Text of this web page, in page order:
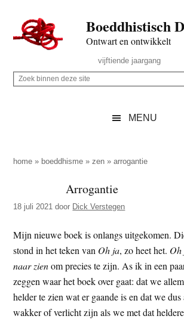
naar
de
inhoud
secondary
naar
de
sidebar
naar
de
Boeddhistisch
Ontwart en ontwikkelt
Rechts
vijftiende jaargang
Z
p
z
e
s
i
t
e
Z
i
e
d
e
z
e
s
i
MENU
home » boeddhisme »zen »arrogantie
Arrogantie
18 juli 2021 door Dick Verstegen
Mijn nieuwe boek is onlangs uitgekomen.
stond in het teken van Oh ja, zo heet het.
naar zienom precies te zijn. As ik in een
zeggen waar het boek over gaat: dat we
helder te zien wat er gaande is en dat we dus
wakker of verlicht zijn als we met dat